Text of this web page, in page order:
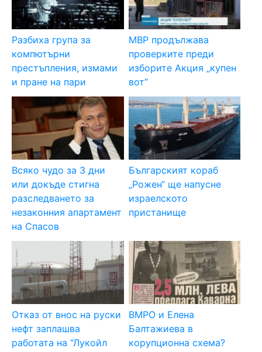
Разбиха група за
компютърни
престъпления, измами
и пране на пари
МВР продължава
проверките преди
изборите Акция „купен
вот”
Всяко чудо за 3 дни
или докъде стигна
разследването за
незаконния апартамент
на Спасов
Българският кораб
„Рожен“ ще напусне
израелското
пристанище
Отказ от внос на руски
нефт заплашва
работата на “Лукойл
ВМРО и Елена
Балтажиева в
корупционна схема?